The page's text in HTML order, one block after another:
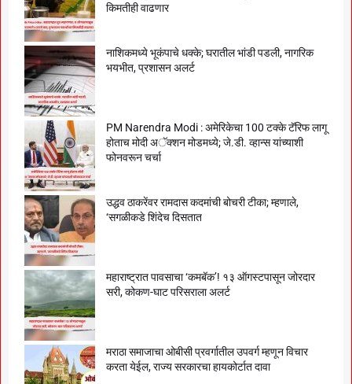
किमतीही वाढणार
नाशिकमध्ये भूकंपाचे धक्के; घरातील भांडी पडली, नागरिक
भयभीत, प्रशासन अलर्ट
PM Narendra Modi : अमेरिकेचा 100 टक्के टॅरिफ लागू
होताच मोदी अॅक्शन मोडमध्ये; जे.डी. व्हान्स यांच्याशी
फोनवरून चर्चा
उद्धव ठाकरेंवर रामदास कदमांची बोचरी टीका; म्हणाले,
‘सगळीकडे शिंदेच दिसतात
महाराष्ट्रात पावसाचा ‘कमबॅक’! १३ ऑगस्टपासून जोरदार
सरी, कोकण-घाट परिसराला अलर्ट
मराठा समाजाचा ओबीसी प्रवर्गातील उपवर्ग म्हणून विचार
करता येईल, राज्य सरकारचा हायकोर्टात दावा